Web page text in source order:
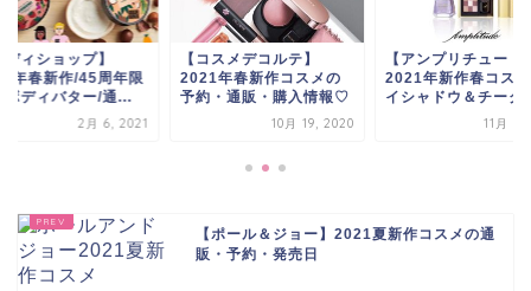
スメデコルテ】
年春新作コスメの
・通販・購入情報♡
10月 19, 2020
【アンプリチュード】
2021年新作春コスメ"ア
イシャドウ＆チーク"...
11月 6, 2020
【ボディショップ】
2021年春新作/45周
定のボディバター/
2月 6,
【ポール＆ジョー】2021夏新作コスメの通
販・予約・発売日